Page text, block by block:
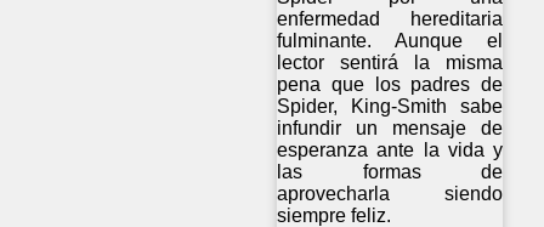
enfermedad hereditaria
fulminante. Aunque el
lector sentirá la misma
pena que los padres de
Spider, King-Smith sabe
infundir un mensaje de
esperanza ante la vida y
las formas de
aprovecharla siendo
siempre feliz.